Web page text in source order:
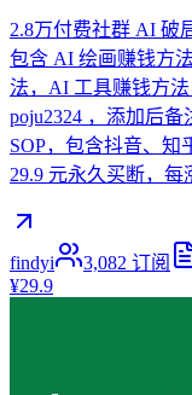
2.8万付费社群 AI 破
包含 AI 绘画赚钱方
法，AI 工具赚钱方
poju2324 ，添加后
SOP，包含抖音、知
29.9 元永久买断，每
findyi 3,082 订阅
¥29.9